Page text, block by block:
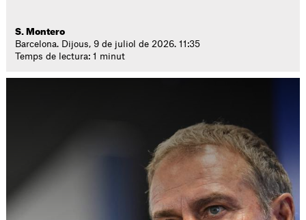
S. Montero
Barcelona. Dijous, 9 de juliol de 2026. 11:35
Temps de lectura: 1 minut